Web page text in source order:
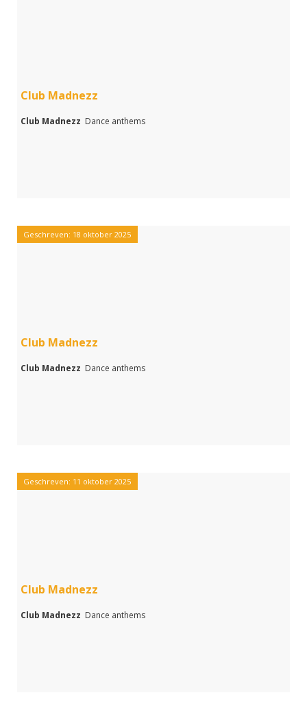
Club Madnezz
Club Madnezz Dance anthems
Geschreven: 18 oktober 2025
Club Madnezz
Club Madnezz Dance anthems
Geschreven: 11 oktober 2025
Club Madnezz
Club Madnezz Dance anthems